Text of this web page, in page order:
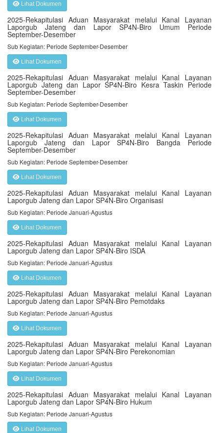
Lihat Dokumen
2025-Rekapitulasi Aduan Masyarakat melalui Kanal Layanan
Laporgub Jateng dan Lapor SP4N-Biro Umum Periode
September-Desember
Sub Kegiatan: Periode September-Desember
Lihat Dokumen
2025-Rekapitulasi Aduan Masyarakat melalui Kanal Layanan
Laporgub Jateng dan Lapor SP4N-Biro Kesra Taskin Periode
September-Desember
Sub Kegiatan: Periode September-Desember
Lihat Dokumen
2025-Rekapitulasi Aduan Masyarakat melalui Kanal Layanan
Laporgub Jateng dan Lapor SP4N-Biro Bangda Periode
September-Desember
Sub Kegiatan: Periode September-Desember
Lihat Dokumen
2025-Rekapitulasi Aduan Masyarakat melalui Kanal Layanan
Laporgub Jateng dan Lapor SP4N-Biro Organisasi
Sub Kegiatan: Periode Januari-Agustus
Lihat Dokumen
2025-Rekapitulasi Aduan Masyarakat melalui Kanal Layanan
Laporgub Jateng dan Lapor SP4N-Biro ISDA
Sub Kegiatan: Periode Januari-Agustus
Lihat Dokumen
2025-Rekapitulasi Aduan Masyarakat melalui Kanal Layanan
Laporgub Jateng dan Lapor SP4N-Biro Pemotdaks
Sub Kegiatan: Periode Januari-Agustus
Lihat Dokumen
2025-Rekapitulasi Aduan Masyarakat melalui Kanal Layanan
Laporgub Jateng dan Lapor SP4N-Biro Perekonomian
Sub Kegiatan: Periode Januari-Agustus
Lihat Dokumen
2025-Rekapitulasi Aduan Masyarakat melalui Kanal Layanan
Laporgub Jateng dan Lapor SP4N-Biro Hukum
Sub Kegiatan: Periode Januari-Agustus
Lihat Dokumen